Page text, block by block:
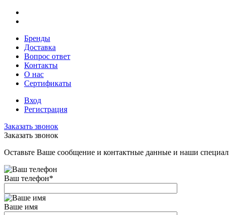
Бренды
Доставка
Вопрос ответ
Контакты
О нас
Сертификаты
Вход
Регистрация
Заказать звонок
Заказать звонок
Оставьте Ваше сообщение и контактные данные и наши
Ваш телефон*
Ваше имя